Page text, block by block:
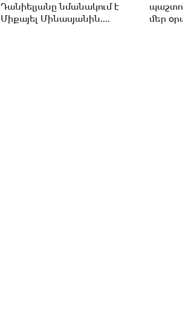
Դանիելյանը նմանակում է
Միքայել Մինասյանին....
մեր